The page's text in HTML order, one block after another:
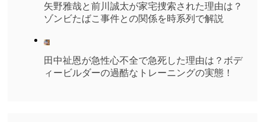
矢野雅哉と前川誠太が家宅捜索された理由は？
ゾンビたばこ事件との関係を時系列で解説
田中祉恩が急性心不全で急死した理由は？ボデ
ィービルダーの過酷なトレーニングの実態！